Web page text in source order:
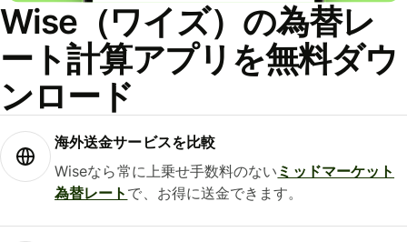
Wise（ワイズ）の為替レ
ート計算アプリを無料ダウ
ンロード
海外送金サービスを比較
Wiseなら常に上乗せ手数料のない ミッドマーケット
為替レート で、お得に送金できます。